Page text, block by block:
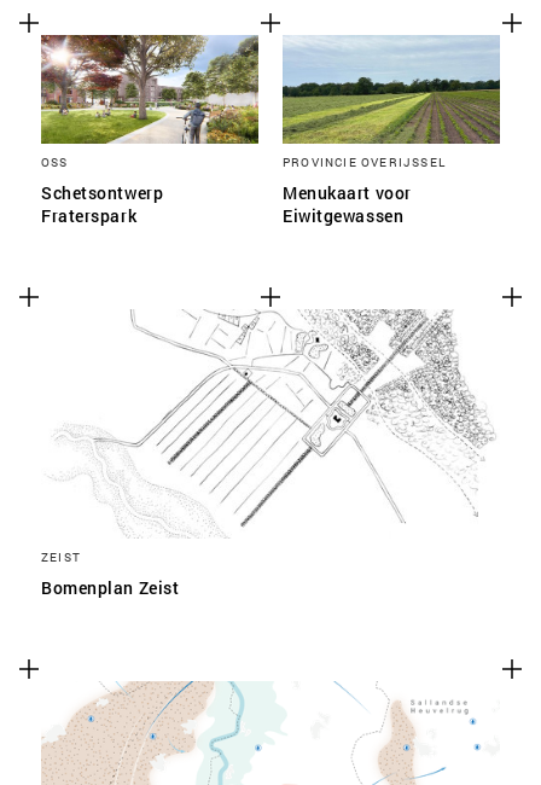
OSS
Schetsontwerp
Fraterspark
PROVINCIE OVERIJSSEL
Menukaart voor
Eiwitgewassen
ZEIST
Bomenplan Zeist